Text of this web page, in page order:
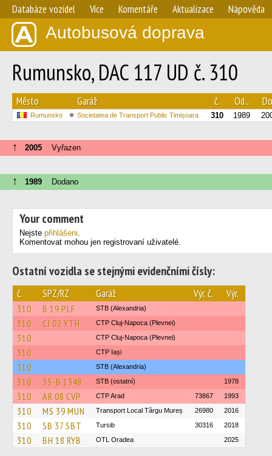
Databáze vozidel Více Komentáře Aktualizace Nápověda
Autobusová doprava
Rumunsko, DAC 117 UD č. 310
Město Garáž č. Od...
Rumunsko Societatea de Transport Public Timișoara 310 1989
↑ 2005 Vyřazen
↑ 1989 Dodano
Your comment
Nejste přihlášeni.
Komentovat mohou jen registrovaní uživatelé.
Ostatní vozidla se stejnými evidenčními čísly:
č. SPZ/RZ Garáž Výr. č. Výr.
310 B 19 PLF STB (Alexandria)
310 CJ 02 YTH CTP Cluj-Napoca (Plevnei)
310 CTP Cluj-Napoca (Plevnei)
310 CTP Iași
310 STB (Alexandria)
310 35-B 1348 STB (ostatní) 1978
310 AR 08 CVP CTP Arad 73867 1993
310 MS 39 MUN Transport Local Târgu Mureș 26980 2016
310 SB 37 SBT Tursib 30316 2018
310 BH 18 RYB OTL Oradea 2025